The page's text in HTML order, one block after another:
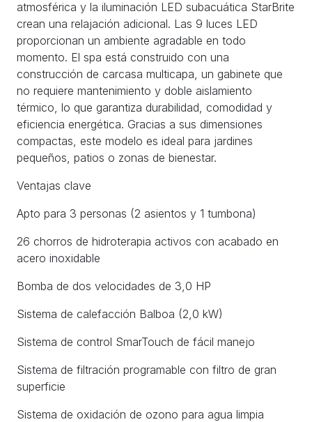
atmosférica y la iluminación LED subacuática StarBrite
crean una relajación adicional. Las 9 luces LED
proporcionan un ambiente agradable en todo
momento. El spa está construido con una
construcción de carcasa multicapa, un gabinete que
no requiere mantenimiento y doble aislamiento
térmico, lo que garantiza durabilidad, comodidad y
eficiencia energética. Gracias a sus dimensiones
compactas, este modelo es ideal para jardines
pequeños, patios o zonas de bienestar.
Ventajas clave
Apto para 3 personas (2 asientos y 1 tumbona)
26 chorros de hidroterapia activos con acabado en
acero inoxidable
Bomba de dos velocidades de 3,0 HP
Sistema de calefacción Balboa (2,0 kW)
Sistema de control SmarTouch de fácil manejo
Sistema de filtración programable con filtro de gran
superficie
Sistema de oxidación de ozono para agua limpia